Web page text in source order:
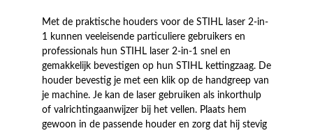
Met de praktische houders voor de STIHL laser 2-in-
1 kunnen veeleisende particuliere gebruikers en
professionals hun STIHL laser 2-in-1 snel en
gemakkelijk bevestigen op hun STIHL kettingzaag. De
houder bevestig je met een klik op de handgreep van
je machine. Je kan de laser gebruiken als inkorthulp
of valrichtingaanwijzer bij het vellen. Plaats hem
gewoon in de passende houder en zorg dat hij stevig